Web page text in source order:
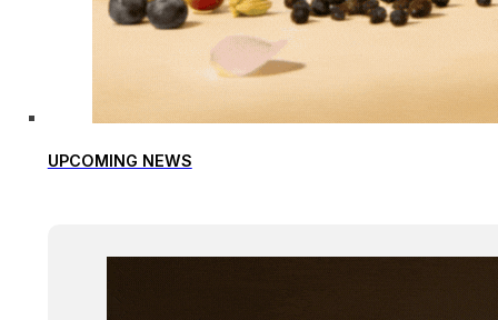
UPCOMING NEWS